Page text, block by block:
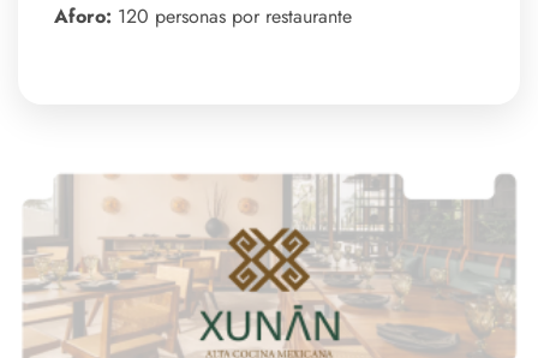
Aforo: 120 personas por restaurante